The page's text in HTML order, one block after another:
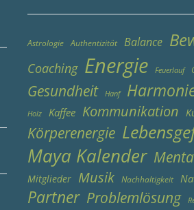
Astrologie Authentizität Balance
Coaching Energie Feuerlauf
Gesundheit Hanf
Holz Kaffee Kommunikation
Körperenergie
Maya Kalender
Mitglieder Musik Nachhaltigkeit
Partner Problemlösung